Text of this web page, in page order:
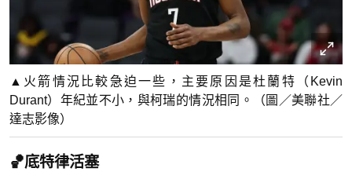
▲火箭情況比較急迫一些，主要原因是杜蘭特（Kevin
Durant）年紀並不小，與柯瑞的情況相同。（圖／美聯社／
達志影像）
🏀底特律活塞